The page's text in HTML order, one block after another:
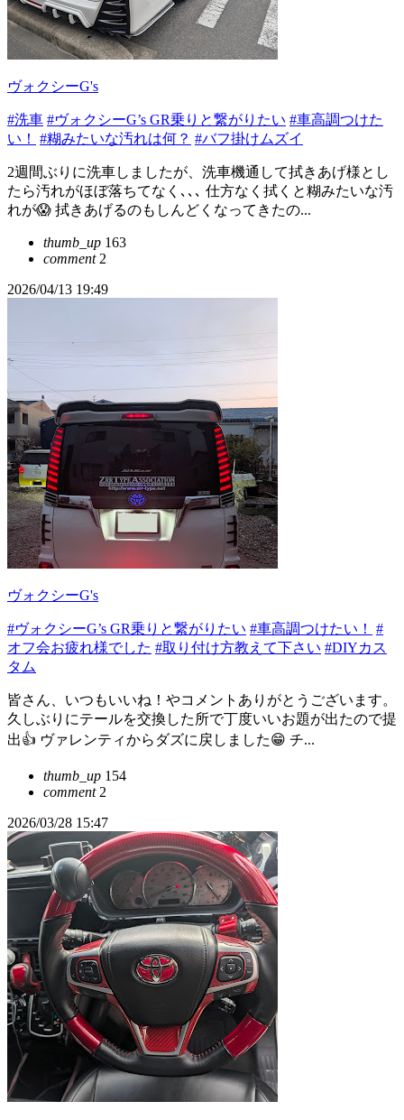
ヴォクシーG's
#洗車 #ヴォクシーG’s GR乗りと繋がりたい #車高調つけた
い！
#糊みたいな汚れは何？ #バフ掛けムズイ
2週間ぶりに洗車しましたが、洗車機通して拭きあげ様とし
たら汚れがほぼ落ちてなく､､､ 仕方なく拭くと糊みたいな汚
れが😱 拭きあげるのもしんどくなってきたの...
thumb_up 163
comment2
2026/04/13 19:49
ヴォクシーG's
#ヴォクシーG’s GR乗りと繋がりたい #車高調つけたい！
#
オフ会お疲れ様でした #取り付け方教えて下さい #DIYカス
タム
皆さん、いつもいいね！やコメントありがとうございます。
久しぶりにテールを交換した所で丁度いいお題が出たので提
出👍 ヴァレンティからダズに戻しました😁 チ...
thumb_up 154
comment2
2026/03/28 15:47